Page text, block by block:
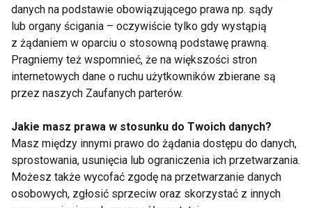
Kawa
Kawa i herbata -
Jak kawa wpływa na
danych na podstawie obowiązującego prawa np. sądy
lub organy ścigania – oczywiście tylko gdy wystąpią
z żądaniem w oparciu o stosowną podstawę prawną.
Pragniemy też wspomnieć, że na większości stron
internetowych dane o ruchu użytkowników zbierane są
przez naszych Zaufanych parterów.
Jakie masz prawa w stosunku do Twoich danych?
Masz między innymi prawo do żądania dostępu do danych,
sprostowania, usunięcia lub ograniczenia ich przetwarzania.
Możesz także wycofać zgodę na przetwarzanie danych
osobowych, zgłosić sprzeciw oraz skorzystać z innych